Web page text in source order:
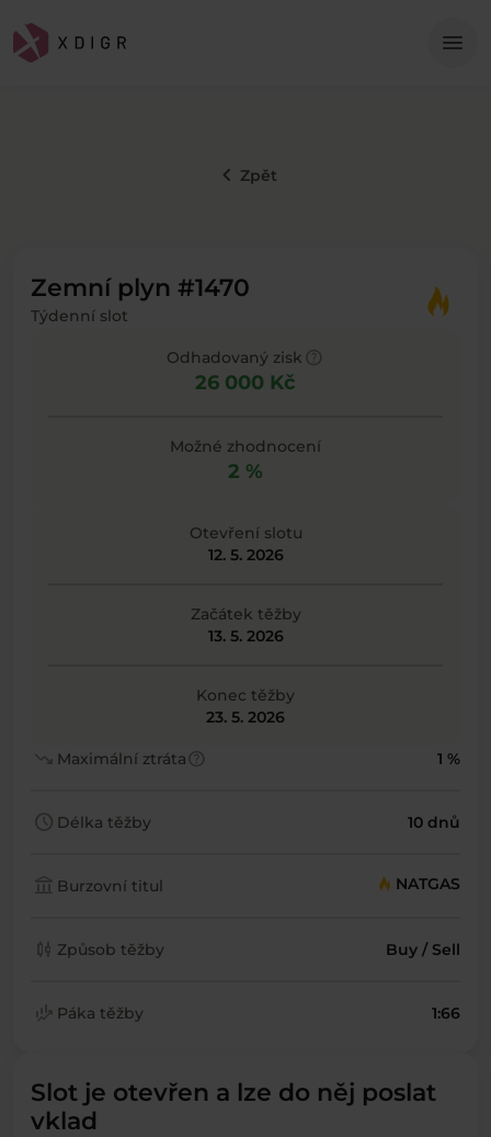
menu
keyboard_arrow_left Zpět
Zemní plyn #1470
Týdenní slot
Odhadovaný zisk
26 000 Kč
Možné zhodnocení
2 %
Otevření slotu
12. 5. 2026
Začátek těžby
13. 5. 2026
Konec těžby
23. 5. 2026
trending_down Maximální ztrátahelp 1 %
schedule Délka těžby 10 dnů
account_balance Burzovní titul NATGAS
candlestick_chart Způsob těžby Buy / Sell
finance_mode Páka těžby 1:66
Slot je otevřen a lze do něj poslat
vklad